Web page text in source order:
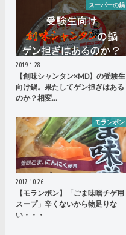
スーパーの鍋
2019.1.28
【創味シャンタン×MD】の受験生
向け鍋。果たしてゲン担ぎはある
のか？相変…
モランボン
2017.10.26
【モランボン】「ごま味噌チゲ用
スープ」辛くないから物足りな
い・・・